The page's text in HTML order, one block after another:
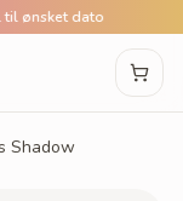
dato
Shadow